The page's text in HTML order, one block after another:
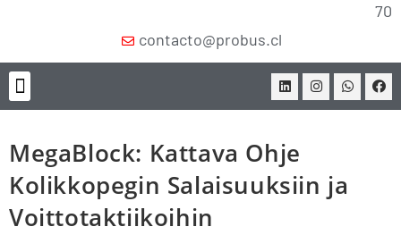
70
contacto@probus.cl
MegaBlock: Kattava Ohje
Kolikkopegin Salaisuuksiin ja
Voittotaktiikoihin